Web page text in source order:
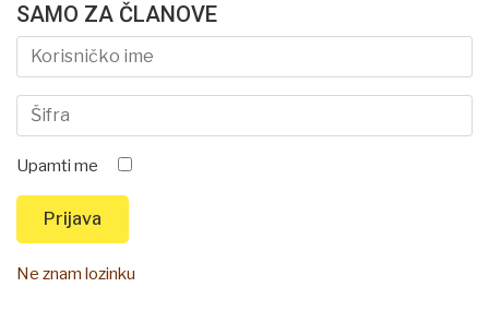
SAMO ZA ČLANOVE
Upamti me
Prijava
Ne znam lozinku